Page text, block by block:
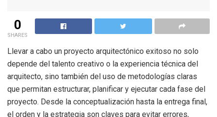
0
SHARES
Llevar a cabo un proyecto arquitectónico exitoso no solo
depende del talento creativo o la experiencia técnica del
arquitecto, sino también del uso de metodologías claras
que permitan estructurar, planificar y ejecutar cada fase del
proyecto. Desde la conceptualización hasta la entrega final,
el orden y la estrategia son claves para evitar errores,